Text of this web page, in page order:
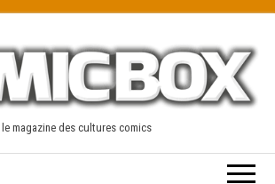
le magazine des cultures comics